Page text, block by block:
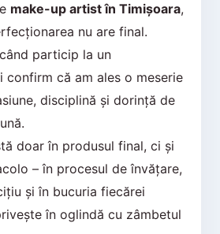
make-up artist în Timișoara,
nu are final.
particip la un
confirm că am ales o meserie
disciplină și dorință de
doar în produsul final, ci și
– în procesul de învățare,
și în bucuria fiecărei
în oglindă cu zâmbetul